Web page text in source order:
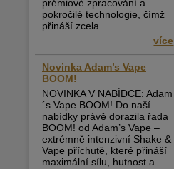
prémiové zpracování a
pokročilé technologie, čímž
přináší zcela...
více
Novinka Adam’s Vape
BOOM!
NOVINKA V NABÍDCE: Adam
´s Vape BOOM! Do naší
nabídky právě dorazila řada
BOOM! od Adam’s Vape –
extrémně intenzivní Shake &
Vape příchutě, které přináší
maximální sílu, hutnost a